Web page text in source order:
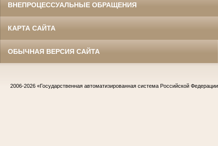
ВНЕПРОЦЕССУАЛЬНЫЕ ОБРАЩЕНИЯ
КАРТА САЙТА
ОБЫЧНАЯ ВЕРСИЯ САЙТА
2006-2026 «Государственная автоматизированная система Российской